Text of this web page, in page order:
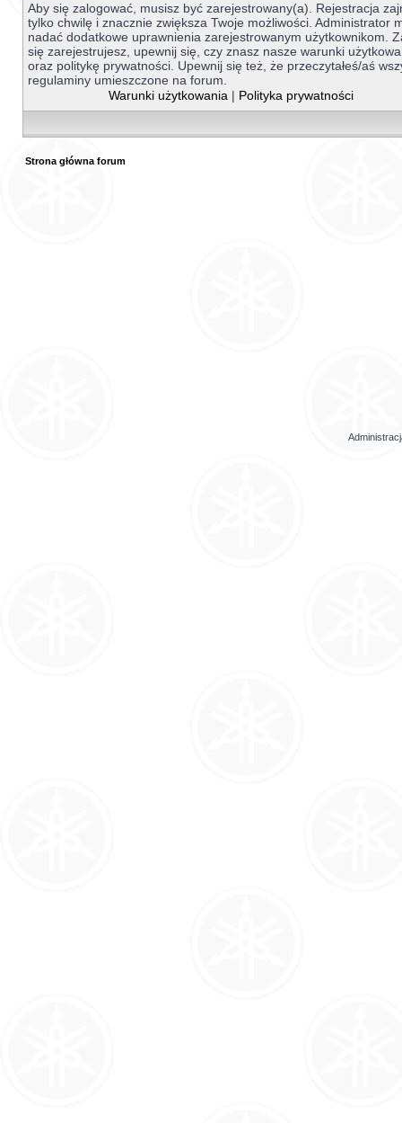
Aby się zalogować, musisz być zarejestrowany(a). Rejestracja
tylko chwilę i znacznie zwiększa Twoje możliwości. Administrator
nadać dodatkowe uprawnienia zarejestrowanym użytkownikom.
się zarejestrujesz, upewnij się, czy znasz nasze warunki
oraz politykę prywatności. Upewnij się też, że przeczytałeś/aś
regulaminy umieszczone na forum.
Warunki użytkowania | Polityka prywatności
Strona główna forum